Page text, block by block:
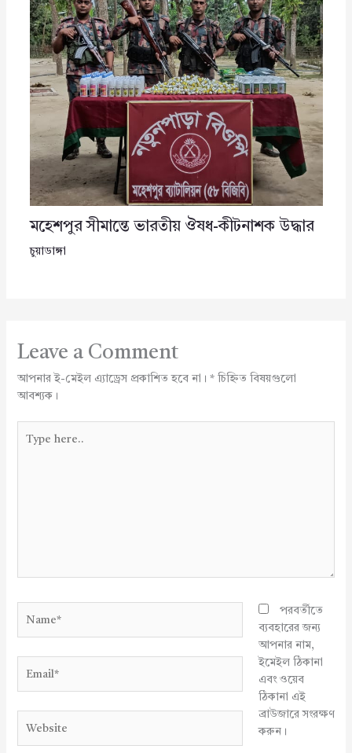
মহেশপুর সীমান্তে ভারতীয় ঔষধ-কীটনাশক উদ্ধার
চুয়াডাঙ্গা
Leave a Comment
আপনার ই-মেইল এ্যাড্রেস প্রকাশিত হবে না। *চিহ্নিত বিষয়গুলো
আবশ্যক।
here..
পরবর্তীতে
ব্যবহারের জন্য
আপনার নাম,
ইমেইল ঠিকানা
এবং ওয়েব
ঠিকানা এই
ব্রাউজারে সংরক্ষণ
করুন।